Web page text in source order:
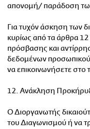
απονομή/ παράδοση
Για τυχόν άσκηση των
κυρίως από τα άρθρα
πρόσβασης και
δεδομένων προσωπικού
να επικοινωνήσετε
12. Ανάκληση
Ο Διοργανωτής
του Διαγωνισμού ή να